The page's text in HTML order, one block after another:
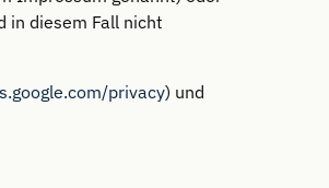
in diesem Fall nicht
privacy) und